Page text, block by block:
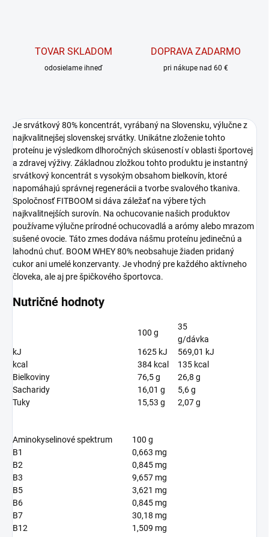
TOVAR SKLADOM
odosielame ihneď
DOPRAVA ZADARMO
pri nákupe nad 60 €
Je srvátkový 80% koncentrát, vyrábaný na Slovensku, výlučne z
najkvalitnejšej slovenskej srvátky. Unikátne zloženie tohto
proteínu je výsledkom dlhoročných skúseností v oblasti športovej
a zdravej výživy. Základnou zložkou tohto produktu je instantný
srvátkový koncentrát s vysokým obsahom bielkovín, ktoré
napomáhajú správnej regenerácii a tvorbe svalového tkaniva.
Spoločnosť FITBOOM si dáva záležať na výbere tých
najkvalitnejších surovín. Na ochucovanie našich produktov
používame výlučne prírodné ochucovadlá a arómy alebo mrazom
sušené ovocie. Táto zmes dodáva nášmu proteínu jedinečnú a
lahodnú chuť. BOOM WHEY 80% neobsahuje žiaden pridaný
cukor ani umelé konzervanty. Je vhodný pre každého aktívneho
človeka, ale aj pre špičkového športovca.
Nutričné hodnoty
100 g
35
g/dávka
kJ
1625 kJ
569,01 kJ
kcal
384 kcal
135 kcal
Bielkoviny
76,5 g
26,8 g
Sacharidy
16,01 g
5,6 g
Tuky
15,53 g 2,07 g
Aminokyselinové spektrum
100 g
B1
0,663 mg
B2
0,845 mg
B3
9,657 mg
B5
3,621 mg
B6
0,845 mg
B7
30,18 mg
B12
1,509 mg